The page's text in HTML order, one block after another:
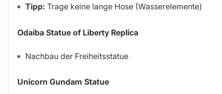
Tipp: Trage keine lange Hose (Wasserelemente)
Odaiba Statue of Liberty Replica
Nachbau der Freiheitsstatue
Unicorn Gundam Statue